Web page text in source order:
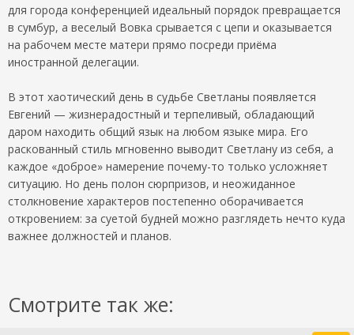
для города конференцией идеальный порядок превращается
в сумбур, а веселый Вовка срывается с цепи и оказывается
на рабочем месте матери прямо посреди приёма
иностранной делегации.
В этот хаотический день в судьбе Светланы появляется
Евгений — жизнерадостный и терпеливый, обладающий
даром находить общий язык на любом языке мира. Его
раскованный стиль мгновенно выводит Светлану из себя, а
каждое «доброе» намерение почему-то только усложняет
ситуацию. Но день полон сюрпризов, и неожиданное
столкновение характеров постепенно оборачивается
откровением: за суетой будней можно разглядеть нечто куда
важнее должностей и планов.
Смотрите так же: